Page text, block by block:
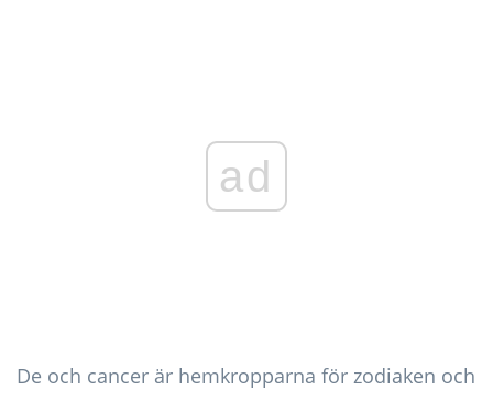
ad
De och cancer är hemkropparna för zodiaken och